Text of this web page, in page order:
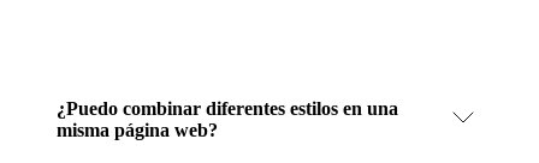
¿Puedo combinar diferentes estilos en una
misma página web?